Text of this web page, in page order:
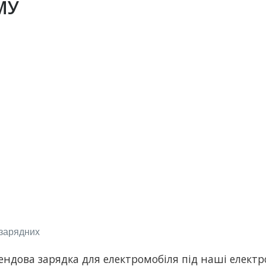
до стаціонарних – Tesla, j1772, Mannekes, GBT
зарядка для електромобіля під наші